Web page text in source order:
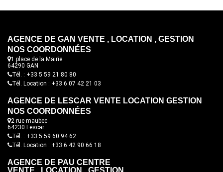
AGENCE DE GAN VENTE , LOCATION , GESTION
NOS COORDONNÉES
1 place de la Mairie
64290 GAN
Tél. : +33 5 59 21 80 80
Tél. Location : +33 6 07 42 21 03
AGENCE DE LESCAR VENTE LOCATION GESTION
NOS COORDONNÉES
2 rue maubec
64230 Lescar
Tél. : +33 5 59 60 94 62
Tél. Location : +33 6 42 90 66 18
AGENCE DE PAU CENTRE
VENTE , LOCATION , GESTION